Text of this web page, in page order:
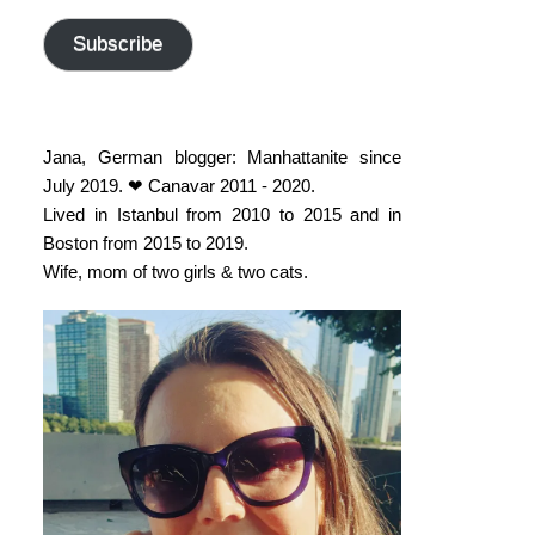
address
Subscribe
Jana, German blogger: Manhattanite since
July 2019. ❤ Canavar 2011 - 2020.
Lived in Istanbul from 2010 to 2015 and in
Boston from 2015 to 2019.
Wife, mom of two girls & two cats.